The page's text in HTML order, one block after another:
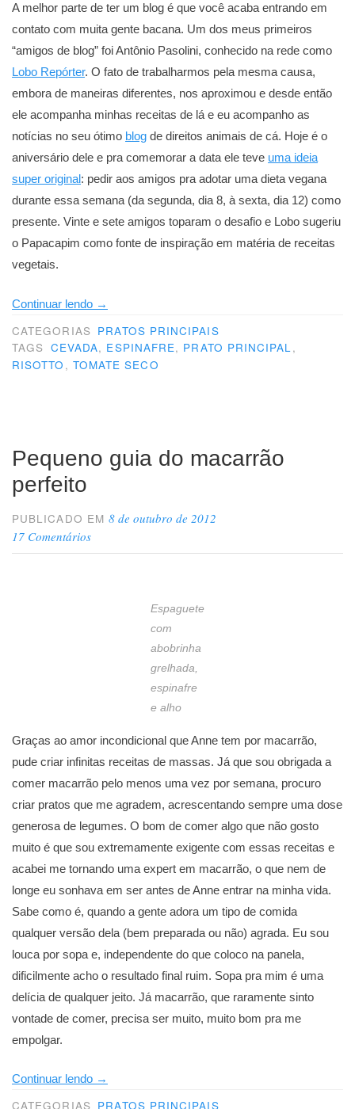
A melhor parte de ter um blog é que você acaba entrando em
contato com muita gente bacana. Um dos meus primeiros
“amigos de blog” foi Antônio Pasolini, conhecido na rede como
Lobo Repórter. O fato de trabalharmos pela mesma causa,
embora de maneiras diferentes, nos aproximou e desde então
ele acompanha minhas receitas de lá e eu acompanho as
notícias no seu ótimo blog de direitos animais de cá. Hoje é o
aniversário dele e pra comemorar a data ele teve uma ideia
super original: pedir aos amigos pra adotar uma dieta vegana
durante essa semana (da segunda, dia 8, à sexta, dia 12) como
presente. Vinte e sete amigos toparam o desafio e Lobo sugeriu
o Papacapim como fonte de inspiração em matéria de receitas
vegetais.
Continuar lendo “Um
risotto
pra
Lobo”
→
CATEGORIAS PRATOS PRINCIPAIS
TAGS CEVADA, ESPINAFRE, PRATO PRINCIPAL ,
RISOTTO , TOMATE SECO
Pequeno guia do macarrão
perfeito
PUBLICADO EM8 de outubro de 2012
17 Comentários
Espaguete
com
abobrinha
grelhada,
espinafre
e alho
Graças ao amor incondicional que Anne tem por macarrão,
pude criar infinitas receitas de massas. Já que sou obrigada a
comer macarrão pelo menos uma vez por semana, procuro
criar pratos que me agradem, acrescentando sempre uma dose
generosa de legumes. O bom de comer algo que não gosto
muito é que sou extremamente exigente com essas receitas e
acabei me tornando uma expert em macarrão, o que nem de
longe eu sonhava em ser antes de Anne entrar na minha vida.
Sabe como é, quando a gente adora um tipo de comida
qualquer versão dela (bem preparada ou não) agrada. Eu sou
louca por sopa e, independente do que coloco na panela,
dificilmente acho o resultado final ruim. Sopa pra mim é uma
delícia de qualquer jeito. Já macarrão, que raramente sinto
vontade de comer, precisa ser muito, muito bom pra me
empolgar.
Continuar lendo “Pequeno
guia
→
CATEGORIAS PRATOS PRINCIPAIS